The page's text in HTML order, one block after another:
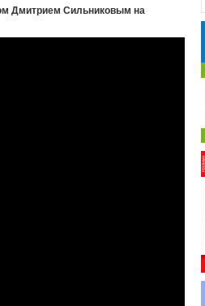
Дмитрием Сильниковым на